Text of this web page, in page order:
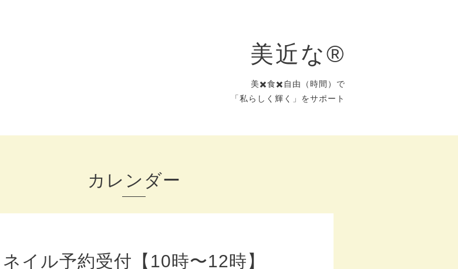
美近な®︎
美✖️食✖️自由（時間）で
「私らしく輝く」をサポート
カレンダー
ネイル予約受付【10時〜12時】